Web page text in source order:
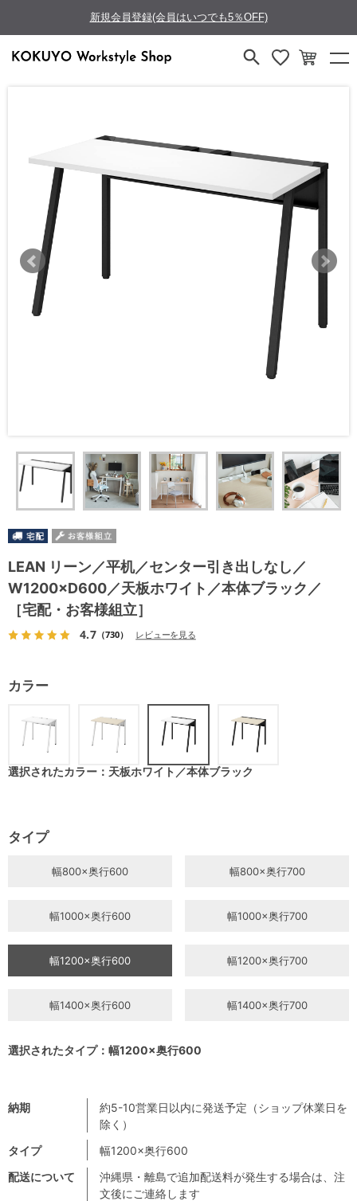
新規会員登録(会員はいつでも5％OFF)
LEAN リーン／平机／センター引き出しなし／
W1200×D600／天板ホワイト／本体ブラック／
［宅配・お客様組立］
4.7（730） レビューを見る
配送について
沖縄県・離島で追加配送料が発生する場合は、注
文後にご連絡します
納期
約5-10営業日以内に発送予定（ショップ休業日を
除く）
タイプ
幅1200×奥行600
カラー
選択されたカラー：天板ホワイト／本体ブラック
タイプ
幅800×奥行600 幅800×奥行700
幅1000×奥行600 幅1000×奥行700
幅1200×奥行600 幅1200×奥行700
幅1400×奥行600 幅1400×奥行700
選択されたタイプ：幅1200×奥行600